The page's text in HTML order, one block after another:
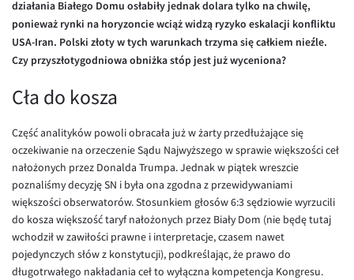
Inne pary walutowe
AUD/PLN
BGN/PLN
CAD/PLN
HKD/PLN
HUF/PLN
ILS/PLN
JPY/PLN
RON/PLN
Aplikacja mobilna
Bezpieczeństwo
Pomoc
Pomoc
Konto i opłaty
Wymiana walut
Banki i przelewy
Przelewy zagraniczne
Słowniczek
Poradnik
KONTAKT
Kontakt
Dla mediów
PL
działania Białego Domu osłabiły jednak dolara tylko na chwilę,
ponieważ rynki na horyzoncie wciąż widzą ryzyko eskalacji konfliktu
USA-Iran. Polski złoty w tych warunkach trzyma się całkiem nieźle.
Czy przyszłotygodniowa obniżka stóp jest już wyceniona?
Cła do kosza
Część analityków powoli obracała już w żarty przedłużające się
oczekiwanie na orzeczenie Sądu Najwyższego w sprawie większości ceł
nałożonych przez Donalda Trumpa. Jednak w piątek wreszcie
poznaliśmy decyzję SN i była ona zgodna z przewidywaniami
większości obserwatorów. Stosunkiem głosów 6:3 sędziowie wyrzucili
do kosza większość taryf nałożonych przez Biały Dom (nie będę tutaj
wchodził w zawiłości prawne i interpretacje, czasem nawet
pojedynczych słów z konstytucji), podkreślając, że prawo do
długotrwałego nakładania ceł to wyłączna kompetencja Kongresu.